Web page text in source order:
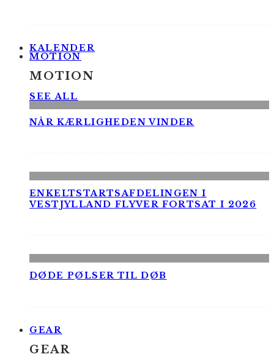
KALENDER
MOTION
MOTION
SEE ALL
NÅR KÆRLIGHEDEN VINDER
ENKELTSTARTSAFDELINGEN I
VESTJYLLAND FLYVER FORTSAT I 2026
DØDE PØLSER TIL DØB
GEAR
GEAR